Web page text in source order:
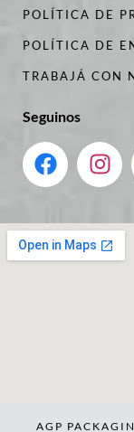
POLÍTICA DE
POLÍTICA DE
TRABAJÁ CON
Seguinos
AGP